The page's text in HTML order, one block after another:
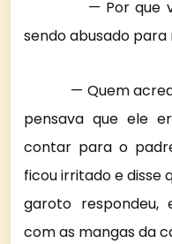
— Por que
sendo abusado para
— Quem
pensava que ele
contar para o
ficou irritado e disse
garoto respondeu,
com as mangas da